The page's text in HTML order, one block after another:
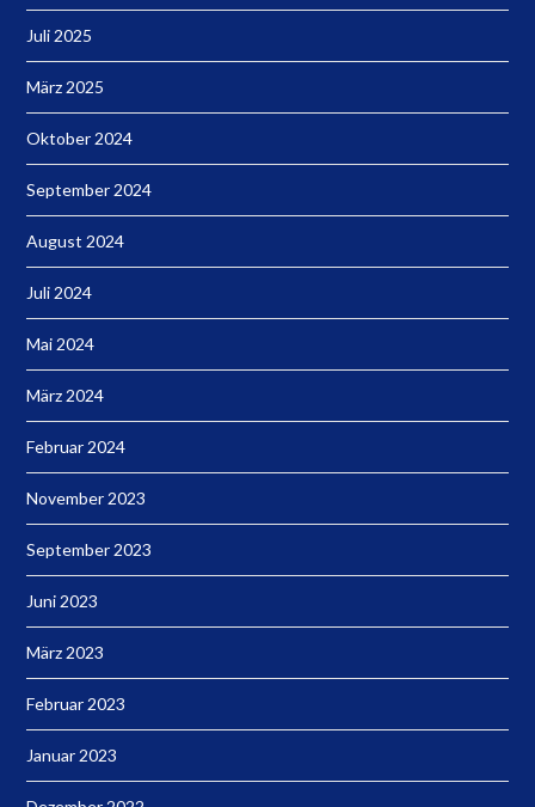
Juli 2025
März 2025
Oktober 2024
September 2024
August 2024
Juli 2024
Mai 2024
März 2024
Februar 2024
November 2023
September 2023
Juni 2023
März 2023
Februar 2023
Januar 2023